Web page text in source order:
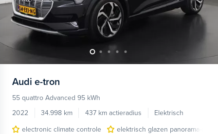
Audi e-tron
55 quattro Advanced 95 kWh
2022
34.998 km 437 km actieradius
Elektrisch
electronic climate controle
elektrisch glazen panorama-dak